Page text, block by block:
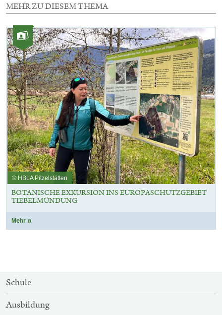
MEHR ZU DIESEM THEMA
Element
mit
dieser
Auswahl
Kategorie:
Fotos
© HBLA Pitzelstätten
BOTANISCHE EXKURSION INS EUROPASCHUTZGEBIET
TIEBELMÜNDUNG
Mehr
SITEMAP-
NAVIGATION
Schule
Ausbildung